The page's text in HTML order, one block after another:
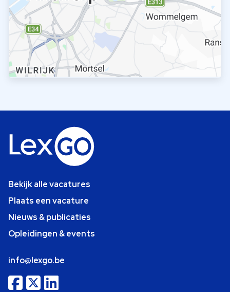
Bekijk alle vacatures
Plaats een vacature
Nieuws & publicaties
Opleidingen & events
info@lexgo.be